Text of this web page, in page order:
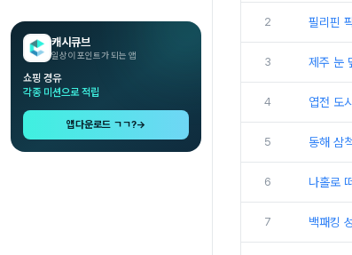
캐시큐브
일상이 포인트가 되는 앱
쇼핑 경유
각종 미션으로 적립
앱다운로드 ㄱㄱ?→
2 필리핀
3 제주 눈
4 엽전 도
5 동해 삼
6 나홀로
7 백패킹